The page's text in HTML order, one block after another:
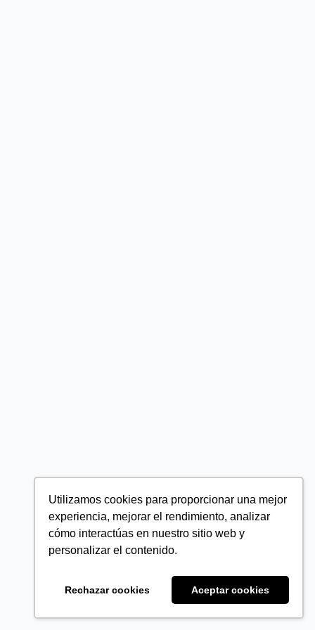
Utilizamos cookies para proporcionar una mejor
experiencia, mejorar el rendimiento, analizar
cómo interactúas en nuestro sitio web y
personalizar el contenido.
Rechazar cookies Aceptar cookies